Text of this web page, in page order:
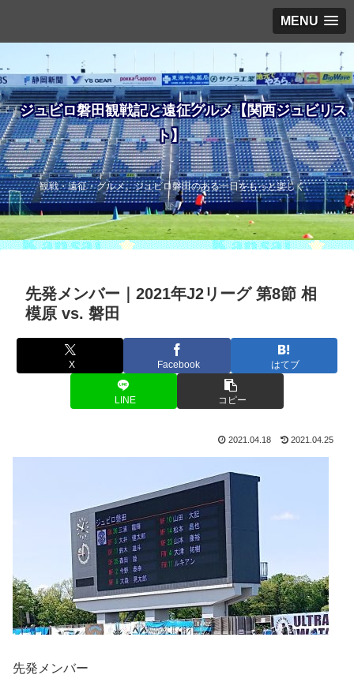
MENU
ジュビロ磐田観戦記と遠征グルメ【関西ジュビリス
ト】
観戦・遠征・グルメ。ジュビロ磐田のある一日をもっと楽しく。
先発メンバー｜2021年J2リーグ 第8節 相
模原 vs. 磐田
X Facebook はてブ
LINE コピー
2021.04.18 2021.04.25
先発メンバー